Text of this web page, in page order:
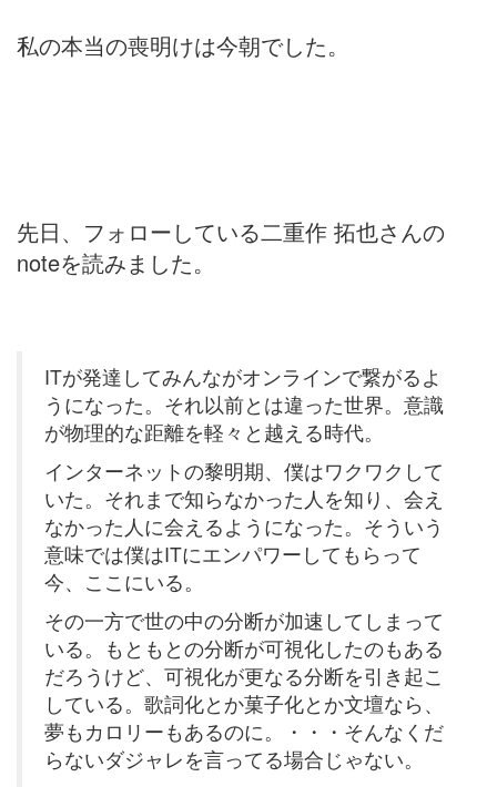
私の本当の喪明けは今朝でした。
先日、フォローしている二重作 拓也さんの
noteを読みました。
ITが発達してみんながオンラインで繋がるよ
うになった。それ以前とは違った世界。意識
が物理的な距離を軽々と越える時代。
インターネットの黎明期、僕はワクワクして
いた。それまで知らなかった人を知り、会え
なかった人に会えるようになった。そういう
意味では僕はITにエンパワーしてもらって
今、ここにいる。
その一方で世の中の分断が加速してしまって
いる。もともとの分断が可視化したのもある
だろうけど、可視化が更なる分断を引き起こ
している。歌詞化とか菓子化とか文壇なら、
夢もカロリーもあるのに。・・・そんなくだ
らないダジャレを言ってる場合じゃない。